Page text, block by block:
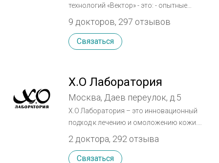
технологий «Вектор» - это: - опытные
специалисты – профессионалы своего
дела; - лучшее лазерное оборудование
мировых производителей; - честное и
добросовестное отношение; - адекватные
9 докторов, 297 отзывов
Связаться
X.O Лаборатория
Москва, Даев переулок, д.5
Х.О Лаборатория – это инновационный
подход к лечению и омоложению кожи.
Наши принципы и преимущества:
•Всесторонняя диагностика. Чтобы
лечение было по-настоящему
2 доктора, 292 отзыва
Связаться